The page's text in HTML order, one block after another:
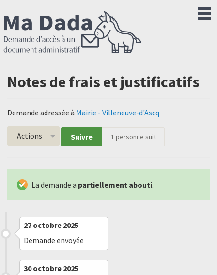
Notes de frais et justificatifs
Demande adressée à Mairie - Villeneuve-d'Ascq
Actions Suivre 1 personne suit
La demande a partiellement abouti.
27 octobre 2025
Demande envoyée
30 octobre 2025